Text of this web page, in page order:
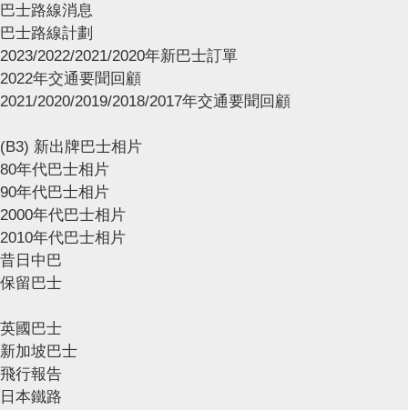
巴士路線消息
巴士路線計劃
2023/2022/2021/2020年新巴士訂單
2022年交通要聞回顧
2021/2020/2019/2018/2017年交通要聞回顧
(B3) 新出牌巴士相片
80年代巴士相片
90年代巴士相片
2000年代巴士相片
2010年代巴士相片
昔日中巴
保留巴士
英國巴士
新加坡巴士
飛行報告
日本鐵路